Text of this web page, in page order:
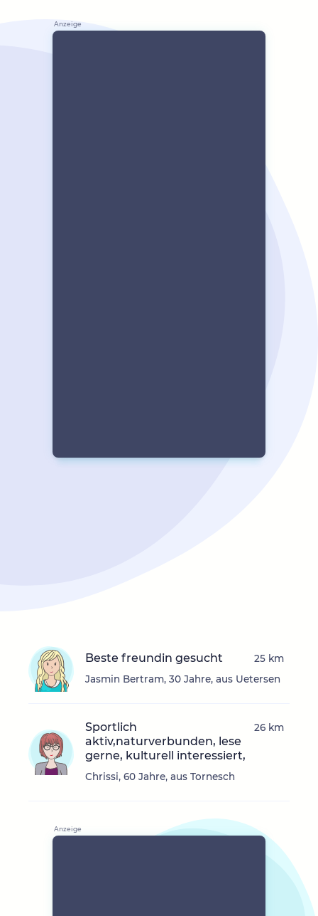
Beste freundin gesucht
Jasmin Bertram, 30 Jahre, aus Uetersen
25 km
Sportlich
aktiv,naturverbunden, lese
gerne, kulturell interessiert,
Chrissi, 60 Jahre, aus Tornesch
26 km